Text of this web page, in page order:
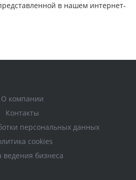
в нашем интернет-
О компании
Контакты
персональных данных
cookies
ведения бизнеса